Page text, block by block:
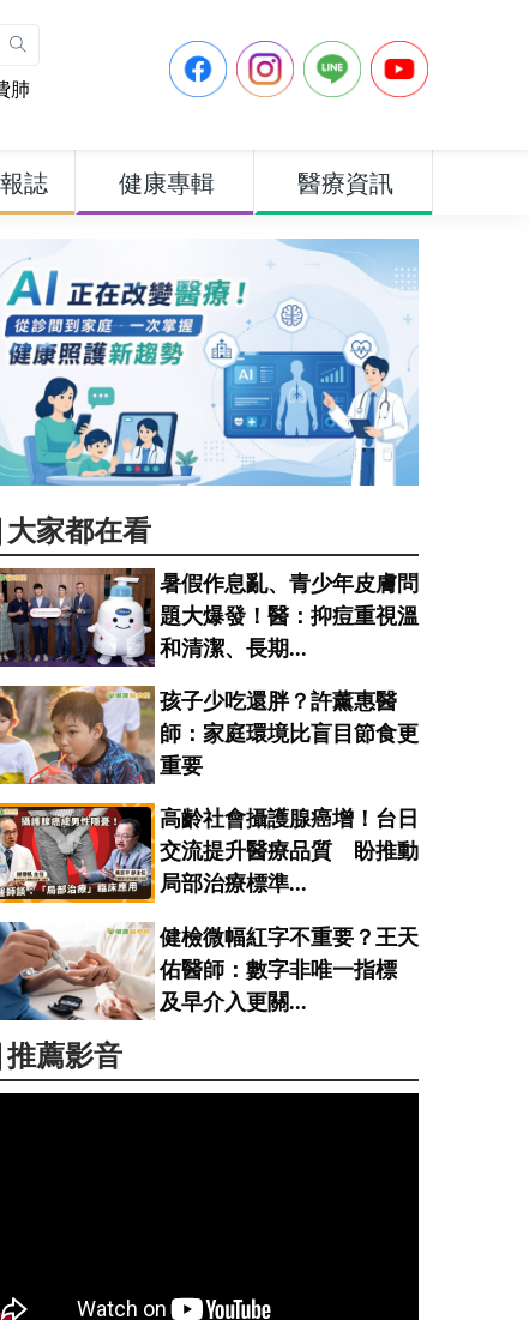
肺
誌 健康專輯 醫療資訊
大家都在看
暑假作息亂、青少年皮膚問
題大爆發！醫：抑痘重視溫
和清潔、長期...
孩子少吃還胖？許薰惠醫
師：家庭環境比盲目節食更
重要
高齡社會攝護腺癌增！台日
交流提升醫療品質 盼推動
局部治療標準...
健檢微幅紅字不重要？王天
佑醫師：數字非唯一指標
及早介入更關...
推薦影音